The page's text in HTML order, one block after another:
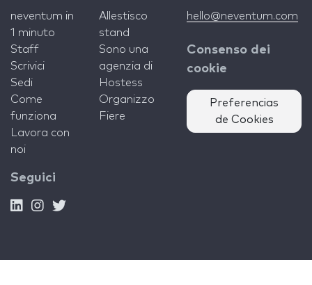
neventum in
1 minuto
Staff
Scrivici
Sedi
Come
funziona
Lavora con
noi
Allestisco
stand
Sono una
agenzia di
Hostess
Organizzo
Fiere
hello@neventum.com
Consenso dei
cookie
Preferencias
de Cookies
Seguici